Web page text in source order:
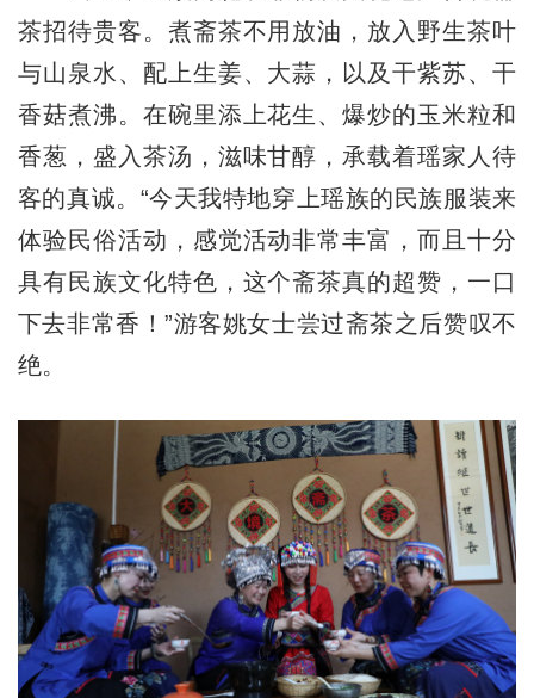
茶招待贵客。煮斋茶不用放油，放入野生茶叶
与山泉水、配上生姜、大蒜，以及干紫苏、干
香菇煮沸。在碗里添上花生、爆炒的玉米粒和
香葱，盛入茶汤，滋味甘醇，承载着瑶家人待
客的真诚。“今天我特地穿上瑶族的民族服装来
体验民俗活动，感觉活动非常丰富，而且十分
具有民族文化特色，这个斋茶真的超赞，一口
下去非常香！”游客姚女士尝过斋茶之后赞叹不
绝。